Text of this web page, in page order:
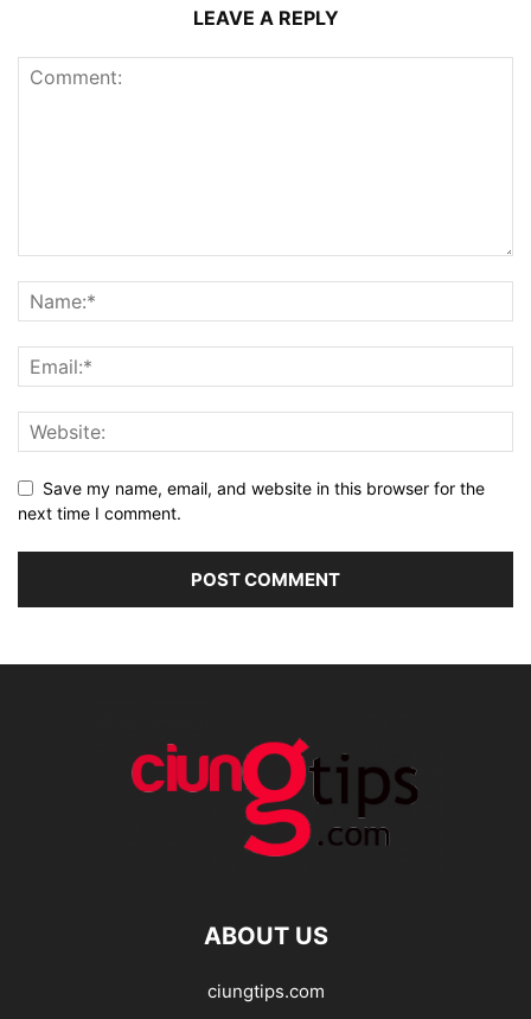
LEAVE A REPLY
Save my name, email, and website in this browser for the
next time I comment.
ABOUT US
ciungtips.com